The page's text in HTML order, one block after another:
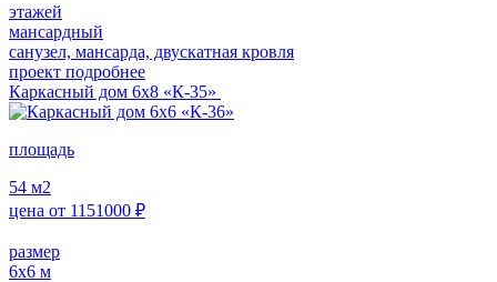
этажей
мансардный
санузел, мансарда, двускатная кровля
проект подробнее
Каркасный дом 6х8 «К-35»
площадь
54 м2
цена от 1151000 ₽
размер
6х6 м